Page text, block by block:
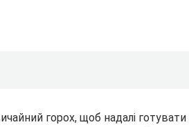
горох, щоб надалі готувати